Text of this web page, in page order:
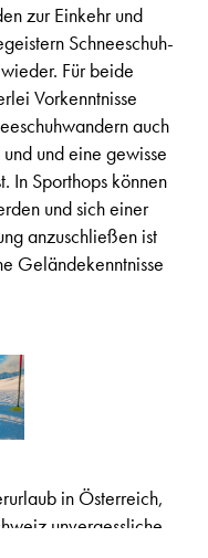
zur Einkehr und
Schneeschuh-
Für beide
Vorkenntnisse
auch
und eine gewisse
In Sporthops können
und sich einer
anzuschließen ist
Geländekenntnisse
in Österreich,
unvergessliche